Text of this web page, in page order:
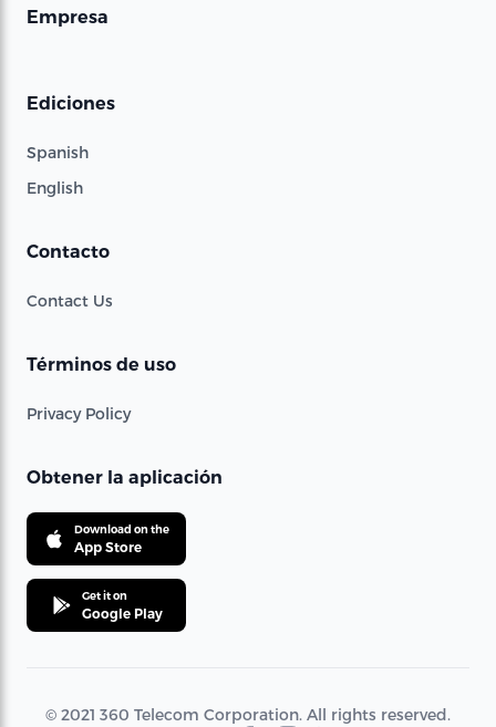
Empresa
Ediciones
Spanish
English
Contacto
Contact Us
Términos de uso
Privacy Policy
Obtener la aplicación
Download on the
App Store
Get it on
Google Play
© 2021 360 Telecom Corporation. All rights reserved.